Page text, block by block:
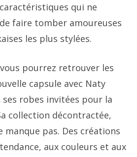
qui ne
faire tomber amoureuses
les plus stylées.
pourrez retrouver les
capsule avec Naty
robes invitées pour la
collection décontractée,
manque pas. Des créations
aux couleurs et aux